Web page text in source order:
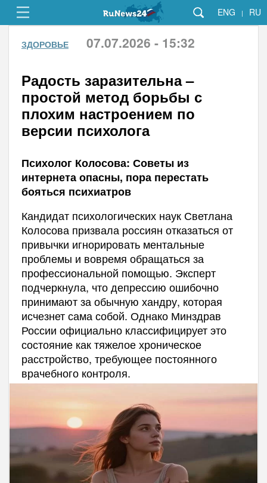
ENG | RU
ЗДОРОВЬЕ 07.07.2026 - 15:32
Радость заразительна –
простой метод борьбы с
плохим настроением по
версии психолога
Психолог Колосова: Советы из
интернета опасны, пора перестать
бояться психиатров
Кандидат психологических наук Светлана
Колосова призвала россиян отказаться от
привычки игнорировать ментальные
проблемы и вовремя обращаться за
профессиональной помощью. Эксперт
подчеркнула, что депрессию ошибочно
принимают за обычную хандру, которая
исчезнет сама собой. Однако Минздрав
России официально классифицирует это
состояние как тяжелое хроническое
расстройство, требующее постоянного
врачебного контроля.